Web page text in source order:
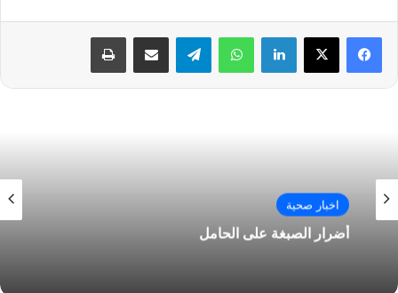
فيسبوك لينكدإن واتساب
اخبار صحية
أضرار الصبغة على الحامل